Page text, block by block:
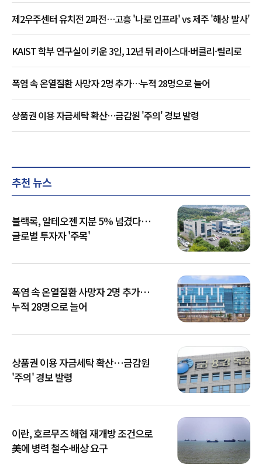
제2우주센터 유치전 2파전…고흥 '나로 인프라' vs 제주 '해상 발사'
KAIST 학부 연구실이 키운 3인, 12년 뒤 라이스대·버클리·릴리로
폭염 속 온열질환 사망자 2명 추가…누적 28명으로 늘어
상품권 이용 자금세탁 확산…금감원 '주의' 경보 발령
추천 뉴스
블랙록, 알테오젠 지분 5% 넘겼다…
글로벌 투자자 '주목'
폭염 속 온열질환 사망자 2명 추가…
누적 28명으로 늘어
상품권 이용 자금세탁 확산…금감원
'주의' 경보 발령
이란, 호르무즈 해협 재개방 조건으로
美에 병력 철수·배상 요구